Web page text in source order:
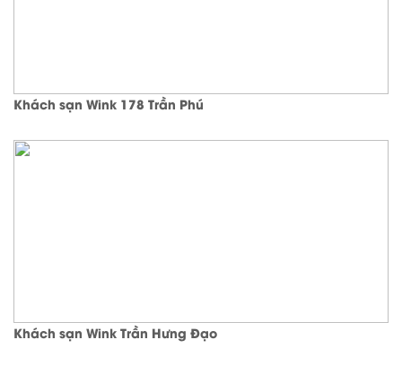
Khách sạn Wink 178 Trần Phú
Khách sạn Wink Trần Hưng Đạo